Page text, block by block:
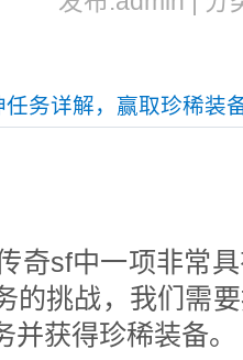
任务详解，赢取珍稀装
sf中一项非常具
的挑战，我们需
获得珍稀装备。